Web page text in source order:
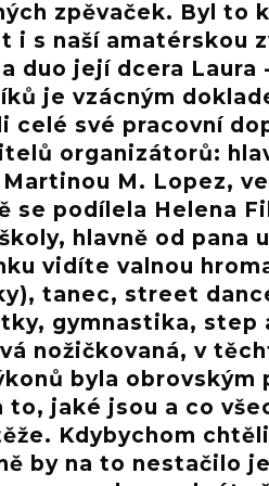
zpěvaček. Byl to
i s naší amatérskou
duo její dcera
je vzácným
celé své pracovní
organizátorů:
M. Lopez,
se podílela Helena
hlavně od pana
vidíte valnou
tanec, street
gymnastika, step
nožičkovaná, v
byla
to, jaké jsou a co
Kdybychom
by na to nestačilo